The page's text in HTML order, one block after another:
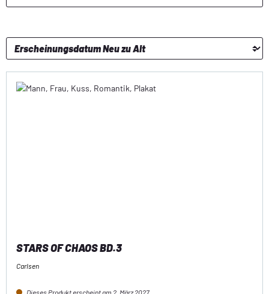
STARS OF CHAOS BD.3
Carlsen
Dieses Produkt erscheint am 2. März 2027